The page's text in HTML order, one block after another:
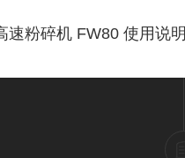
速粉碎机 FW80 使用说明